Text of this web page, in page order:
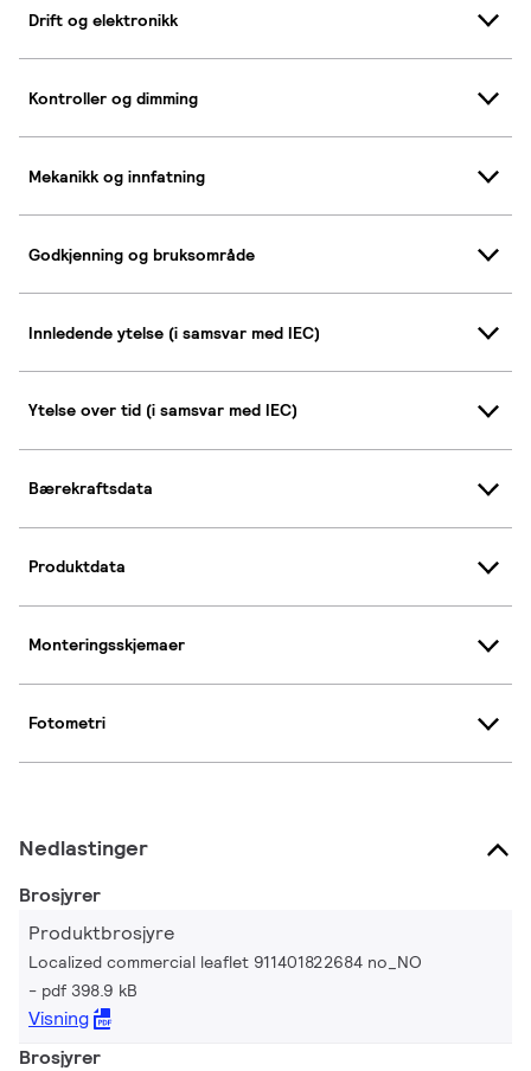
Drift og elektronikk
Kontroller og dimming
Mekanikk og innfatning
Godkjenning og bruksområde
Innledende ytelse (i samsvar med IEC)
Ytelse over tid (i samsvar med IEC)
Bærekraftsdata
Produktdata
Monteringsskjemaer
Fotometri
Nedlastinger
Brosjyrer
Produktbrosjyre
Localized commercial leaflet 911401822684 no_NO
pdf 398.9 kB
Visning
Brosjyrer